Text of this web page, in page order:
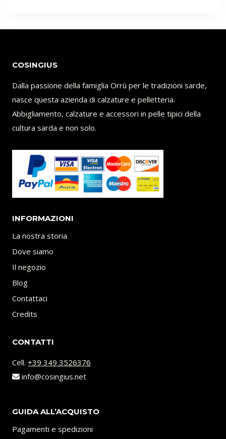
COSINGIUS
Dalla passione della famiglia Orrù per le tradizioni sarde,
nasce questa azienda di calzature e pelletteria.
Abbigliamento, calzature e accessori in pelle tipici della
cultura sarda e non solo.
INFORMAZIONI
La nostra storia
Dove siamo
Il negozio
Blog
Contattaci
Credits
CONTATTI
Cell. +39 349 3526376
info@cosingius.net
GUIDA ALL’ACQUISTO
Pagamenti e spedizioni